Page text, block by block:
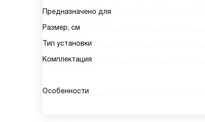
Предназначено для
Размер, см
Тип установки
Комплектация
Особенности